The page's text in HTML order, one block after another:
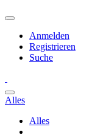
Anmelden
Registrieren
Suche
Alles
Alles